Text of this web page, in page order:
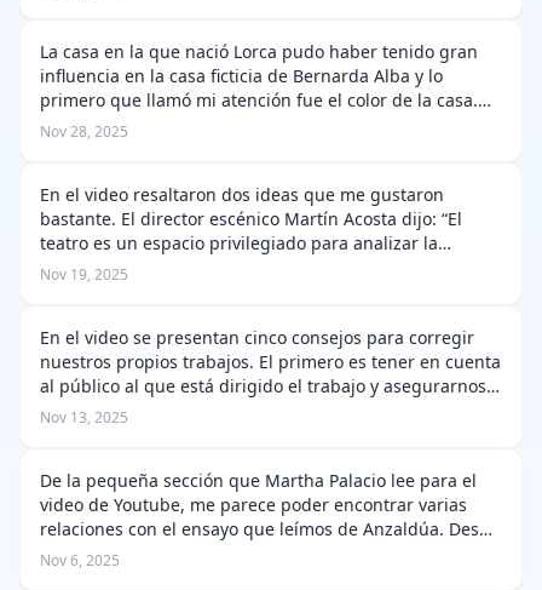
La casa en la que nació Lorca pudo haber tenido gran
influencia en la casa ficticia de Bernarda Alba y lo
primero que llamó mi atención fue el color de la casa.
Sabemos explícitamente que la casa de Bernarda Alba
Nov 28, 2025
En el video resaltaron dos ideas que me gustaron
bastante. El director escénico Martín Acosta dijo: “El
teatro es un espacio privilegiado para analizar la
conducta humana”. Desde mi perspectiva y con poco
Nov 19, 2025
En el video se presentan cinco consejos para corregir
nuestros propios trabajos. El primero es tener en cuenta
al público al que está dirigido el trabajo y asegurarnos
de que la voz cumpla con las reglas. Y así evitar las
Nov 13, 2025
De la pequeña sección que Martha Palacio lee para el
video de Youtube, me parece poder encontrar varias
relaciones con el ensayo que leímos de Anzaldúa. Desde
el comienzo de la lectura, esta nos plantea una
Nov 6, 2025